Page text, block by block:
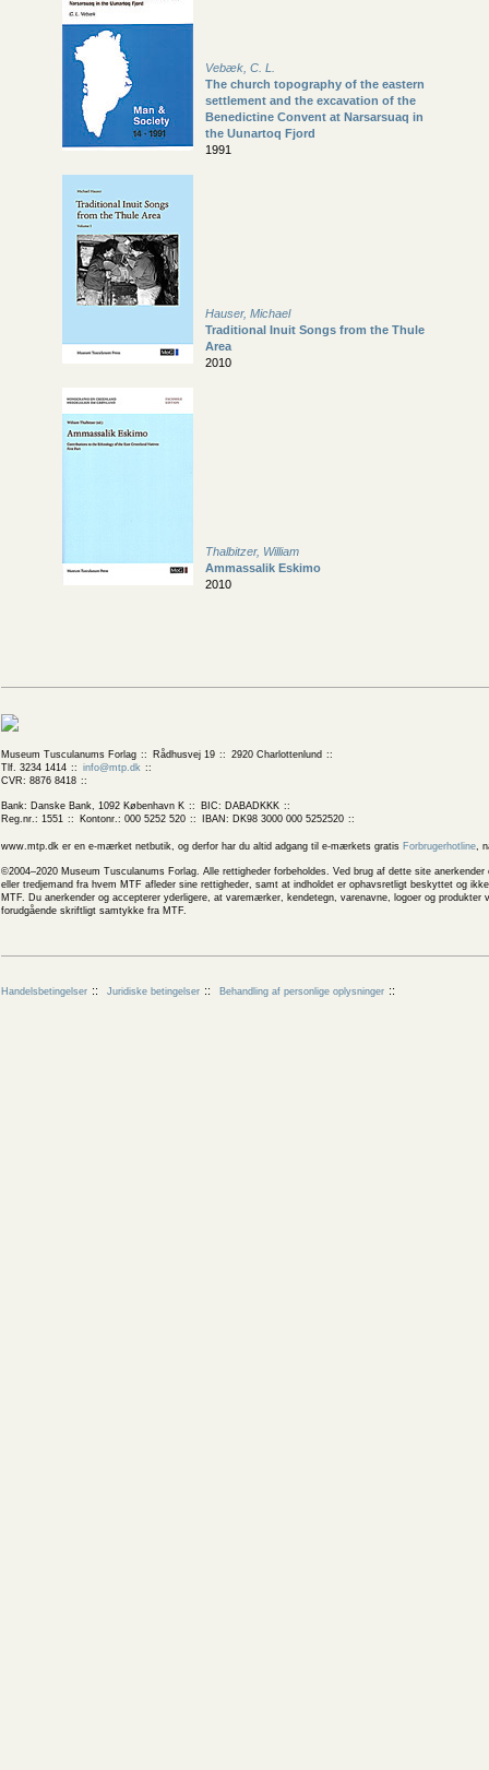
Vebæk, C. L.
The church topography of the eastern
settlement and the excavation of the
Benedictine Convent at Narsarsuaq in
the Uunartoq Fjord
1991
Hauser, Michael
Traditional Inuit Songs from the Thule
Area
2010
Thalbitzer, William
Ammassalik Eskimo
2010
Museum Tusculanums Forlag Rådhusvej 19
2920 Charlottenlund
Tlf. 3234 1414
info@mtp.dk
CVR: 8876 8418
Bank: Danske Bank, 1092 København K
BIC: DABADKKK
Reg.nr.: 1551
Kontonr.: 000 5252 520 IBAN: DK98 3000 000 5252520
www.mtp.dk er en e-mærket netbutik, og derfor har du altid adgang til e-mærkets gratis Forbrugerhotline,
©2004–2020 Museum Tusculanums Forlag. Alle rettigheder forbeholdes. Ved brug af dette site
eller tredjemand fra hvem MTF afleder sine rettigheder, samt at indholdet er ophavsretligt beskyttet og
MTF. Du anerkender og accepterer yderligere, at varemærker, kendetegn, varenavne, logoer og
forudgående skriftligt samtykke fra MTF.
Handelsbetingelser Juridiske betingelser Behandling af personlige oplysninger